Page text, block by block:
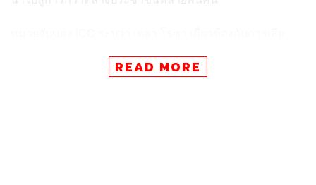
2016 จนถึงสิ้นเดือนเมษายน 2018 ในประเทศฟิลิปปินส์ โดยชี้
READ MORE